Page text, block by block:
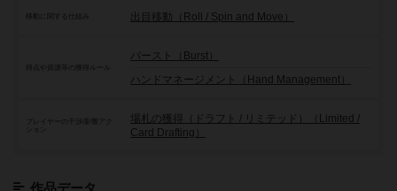
移動に関する仕組み 出目移動（Roll / Spin and Move）
バースト（Burst）
ハンドマネージメント（Hand Management）
プレイヤーの干渉/影響アク
場札の獲得（ドラフト / リミテッド）（Limited /
Card Drafting）